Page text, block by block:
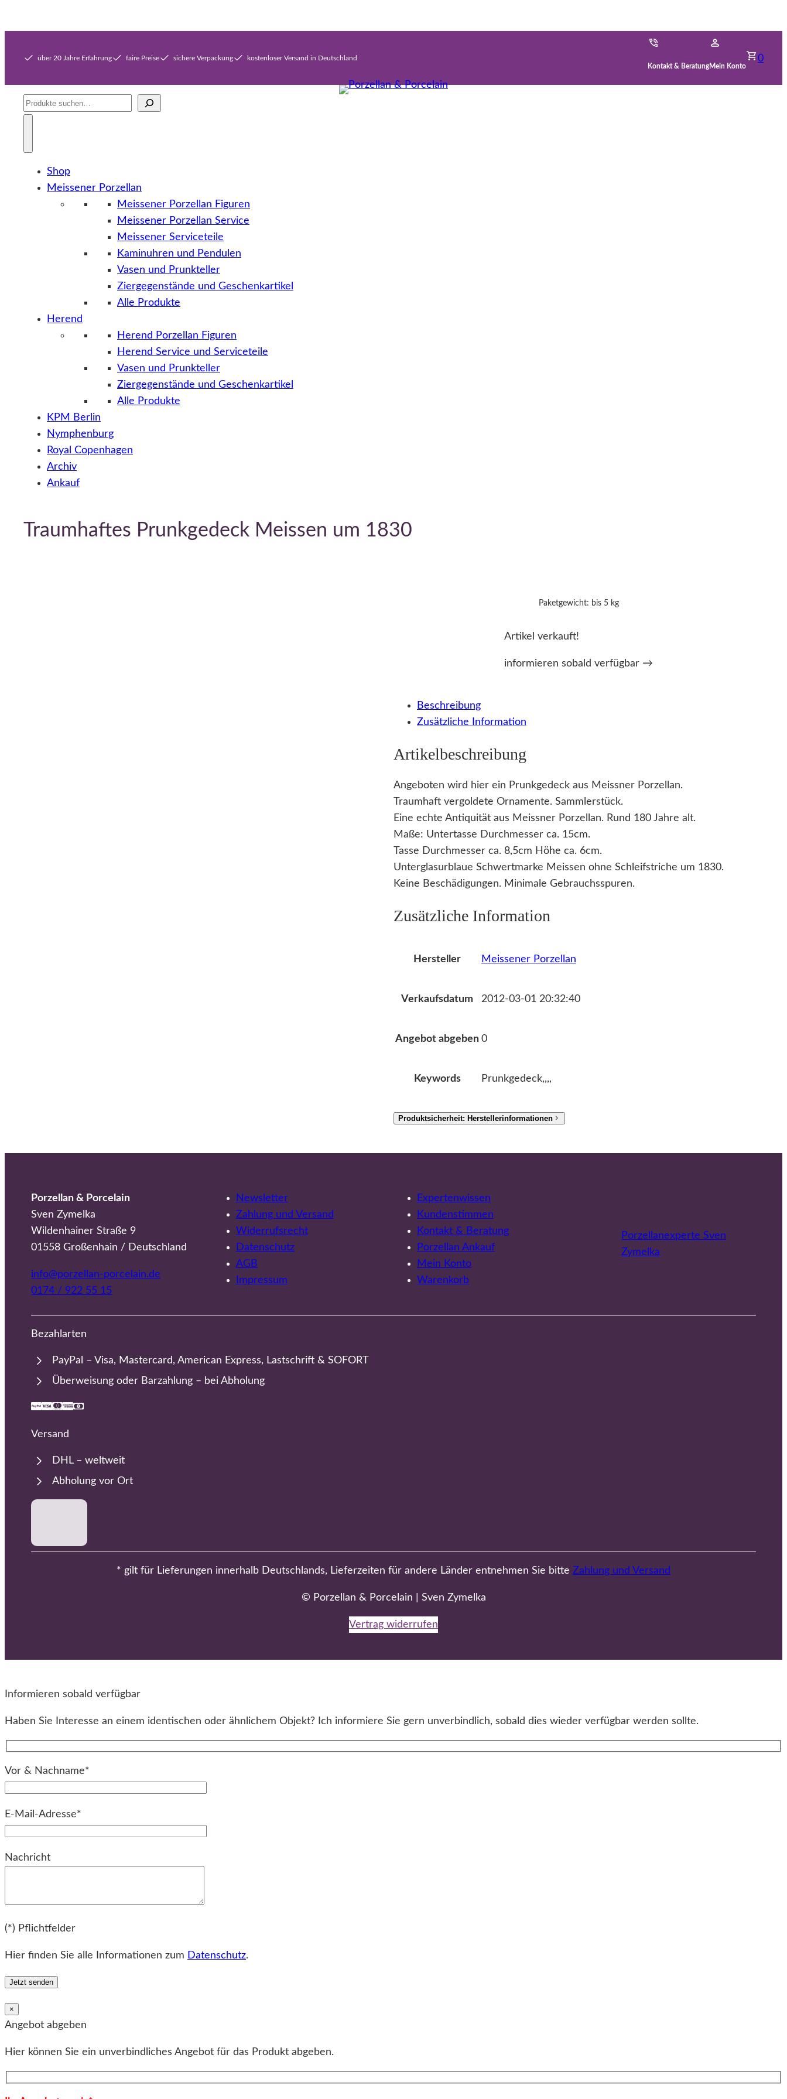
über 20 Jahre Erfahrung faire Preise sichere Verpackung
kostenloser Versand in Deutschland
Kontakt & BeratungMein Konto
0
Suche
Shop
Meissener Porzellan
Meissener Porzellan Figuren
Meissener Porzellan Service
Meissener Serviceteile
Kaminuhren und Pendulen
Vasen und Prunkteller
Ziergegenstände und Geschenkartikel
Alle Produkte
Herend
Herend Porzellan Figuren
Herend Service und Serviceteile
Vasen und Prunkteller
Ziergegenstände und Geschenkartikel
Alle Produkte
KPM Berlin
Nymphenburg
Royal Copenhagen
Archiv
Ankauf
Traumhaftes Prunkgedeck Meissen um 1830
Paketgewicht: bis 5 kg
Artikel verkauft!
informieren sobald verfügbar →
Beschreibung
Zusätzliche Information
Artikelbeschreibung
Angeboten wird hier ein Prunkgedeck aus Meissner Porzellan.
Traumhaft vergoldete Ornamente. Sammlerstück.
Eine echte Antiquität aus Meissner Porzellan. Rund 180 Jahre alt.
Maße: Untertasse Durchmesser ca. 15cm.
Tasse Durchmesser ca. 8,5cm Höhe ca. 6cm.
Unterglasurblaue Schwertmarke Meissen ohne Schleifstriche um 1830.
Keine Beschädigungen. Minimale Gebrauchsspuren.
Zusätzliche Information
Hersteller Meissener Porzellan
Verkaufsdatum 2012-03-01 20:32:40
Angebot abgeben 0
Keywords Prunkgedeck,,,,
Produktsicherheit: Herstellerinformationen
Porzellan & Porcelain
Sven Zymelka
Wildenhainer Straße 9
01558 Großenhain / Deutschland
info@porzellan-porcelain.de
0174 / 922 55 15
Newsletter
Zahlung und Versand
Widerrufsrecht
Datenschutz
AGB
Impressum
Expertenwissen
Kundenstimmen
Kontakt & Beratung
Porzellan Ankauf
Mein Konto
Warenkorb
Porzellanexperte Sven
Zymelka
Bezahlarten
PayPal – Visa, Mastercard, American Express, Lastschrift & SOFORT
Überweisung oder Barzahlung – bei Abholung
Versand
DHL – weltweit
Abholung vor Ort
* gilt für Lieferungen innerhalb Deutschlands, Lieferzeiten für andere Länder entnehmen Sie bitte Zahlung und Versand
© Porzellan & Porcelain | Sven Zymelka
Vertrag widerrufen
Informieren sobald verfügbar
Haben Sie Interesse an einem identischen oder ähnlichem Objekt? Ich informiere Sie gern unverbindlich, sobald dies wieder verfügbar werden sollte.
Vor & Nachname*
E-Mail-Adresse*
Nachricht
(*) Pflichtfelder
Hier finden Sie alle Informationen zum Datenschutz.
×
Angebot abgeben
Hier können Sie ein unverbindliches Angebot für das Produkt abgeben.